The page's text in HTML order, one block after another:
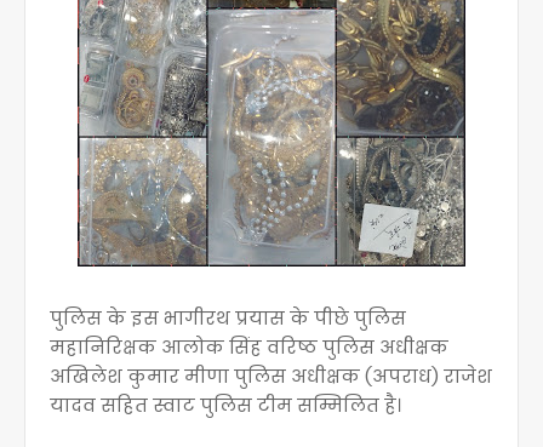
पुलिस के इस भागीरथ प्रयास के पीछे पुलिस
महानिरिक्षक आलोक सिंह वरिष्ठ पुलिस अधीक्षक
अखिलेश कुमार मीणा पुलिस अधीक्षक (अपराध) राजेश
यादव सहित स्वाट पुलिस टीम सम्मिलित है।